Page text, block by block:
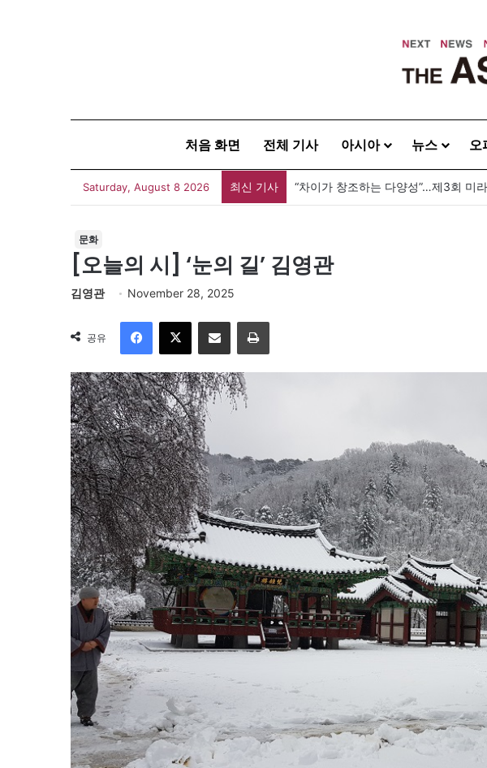
처음 화면 전체 기사 아시아 뉴스 오
Saturday, August 8 2026 최신 기사 [신건호 칼럼] 대한민국 정치여, 후비
문화
[오늘의 시] ‘눈의 길’ 김영관
김영관 November 28, 2025
공유
Facebook
X 이메일 인쇄